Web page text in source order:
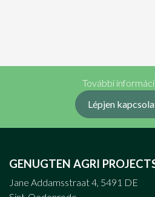
További
Lépjen
GENUGTEN AGRI
Jane Addamsstraat 4, 5491 DE